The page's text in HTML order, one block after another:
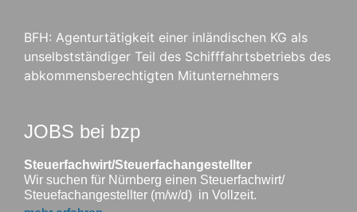
BFH: Agenturtätigkeit einer inländischen KG als
unselbstständiger Teil des Schifffahrtsbetriebs des
abkommensberechtigten Mitunternehmers
JOBS bei bzp
Steuerfachwirt/Steuerfachangestellter
Wir suchen für Nürnberg einen Steuerfachwirt/
Steuefachangestellter (m/w/d) in Vollzeit.